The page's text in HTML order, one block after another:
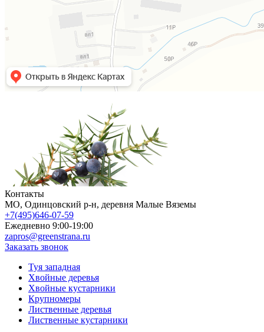
Контакты
МO, Одинцовский р-н, деревня Малые Вяземы
+7(495)646-07-59
Ежедневно 9:00-19:00
zapros@greenstrana.ru
Заказать звонок
Туя западная
Хвойные деревья
Хвойные кустарники
Крупномеры
Лиственные деревья
Лиственные кустарники